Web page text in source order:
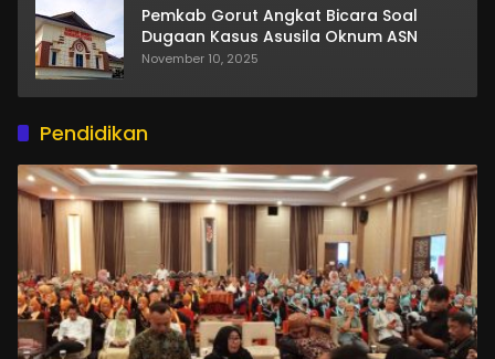
Pemkab Gorut Angkat Bicara Soal
Dugaan Kasus Asusila Oknum ASN
November 10, 2025
Pendidikan